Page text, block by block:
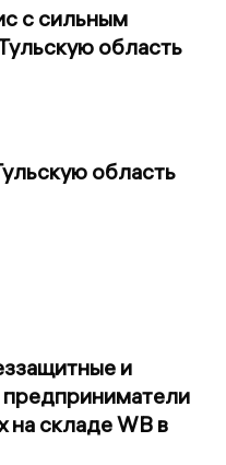
с сильным
область
область
и
предприниматели
на складе WB в